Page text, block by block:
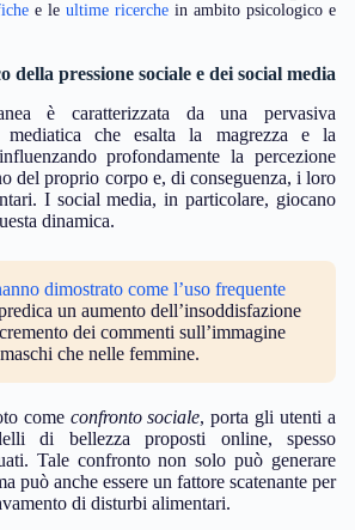
e le ultime ricerche in ambito psicologico e
della pressione sociale e dei social media
è caratterizzata da una pervasiva
mediatica che esalta la magrezza e la
profondamente la percezione
del proprio corpo e, di conseguenza, i loro
I social media, in particolare, giocano
dinamica.
dimostrato come l’uso frequente
un aumento dell’insoddisfazione
dei commenti sull’immagine
che nelle femmine.
come confronto sociale, porta gli utenti a
di bellezza proposti online, spesso
Tale confronto non solo può generare
può anche essere un fattore scatenante per
di disturbi alimentari.